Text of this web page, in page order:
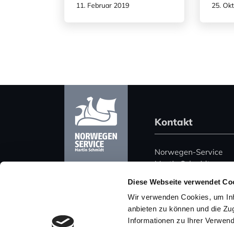
Diese Webseite verwendet
Wir verwenden Cookies, um
anbieten zu können und die
Informationen zu Ihrer
11. Februar 2019 25.
Kontakt
Norwegen-Service
Martin Schmidt
Harz 51
06108 Halle (Saale)
Deutschland
Telefon: +49 (0) 345